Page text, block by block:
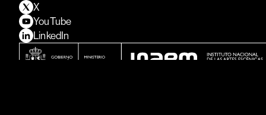
X
YouTube
LinkedIn